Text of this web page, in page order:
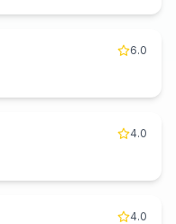
6.0
4.0
4.0